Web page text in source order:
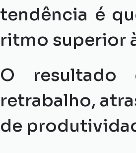
tendência é
ritmo superior
O resultado
retrabalho,
de